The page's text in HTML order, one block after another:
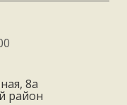
8а
район